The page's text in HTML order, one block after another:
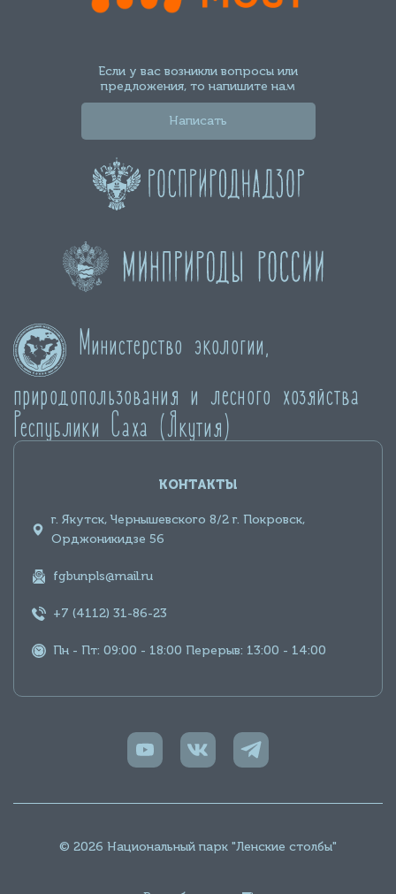
Если у вас возникли вопросы или
предложения, то напишите нам
Написать
Министерство экологии,
природопользования и лесного хозяйства
Республики Саха (Якутия)
КОНТАКТЫ
г. Якутск, Чернышевского 8/2 г. Покровск,
Орджоникидзе 56
fgbunpls@mail.ru
+7 (4112) 31-86-23
Пн - Пт: 09:00 - 18:00 Перерыв: 13:00 - 14:00
© 2026 Национальный парк "Ленские столбы"